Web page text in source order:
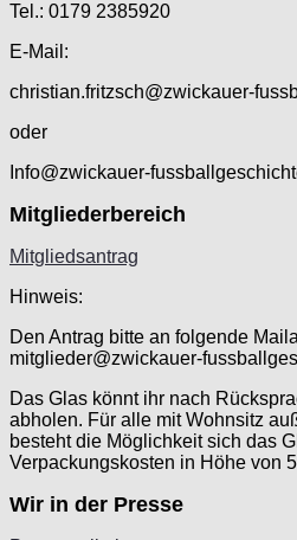
Tel.: 0179 2385920
E-Mail:
christian.fritzsch@zwickauer-
oder
Info@zwickauer-
Mitgliederbereich
Mitgliedsantrag
Hinweis:
Den Antrag bitte an folgende
mitglieder@zwickauer-
Das Glas könnt ihr nach
abholen. Für alle mit Wohnsitz
besteht die Möglichkeit sich das
Verpackungskosten in Höhe von
Wir in der Presse